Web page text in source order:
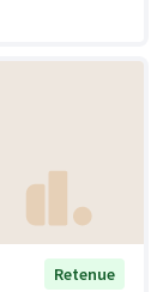
Retenue